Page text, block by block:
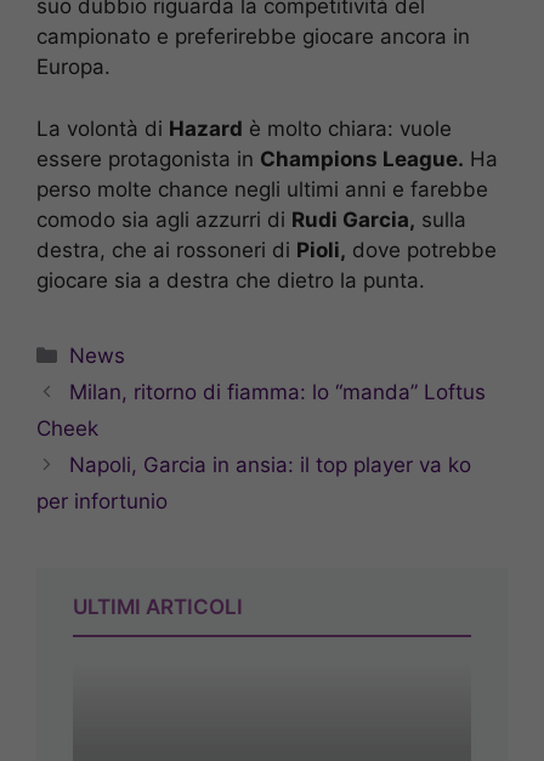
suo dubbio riguarda la competitività del
campionato e preferirebbe giocare ancora in
Europa.
La volontà di Hazard è molto chiara: vuole
essere protagonista in Champions League. Ha
perso molte chance negli ultimi anni e farebbe
comodo sia agli azzurri di Rudi Garcia, sulla
destra, che ai rossoneri di Pioli, dove potrebbe
giocare sia a destra che dietro la punta.
Categorie
News
Milan, ritorno di fiamma: lo “manda” Loftus
Cheek
Napoli, Garcia in ansia: il top player va ko
per infortunio
ULTIMI ARTICOLI